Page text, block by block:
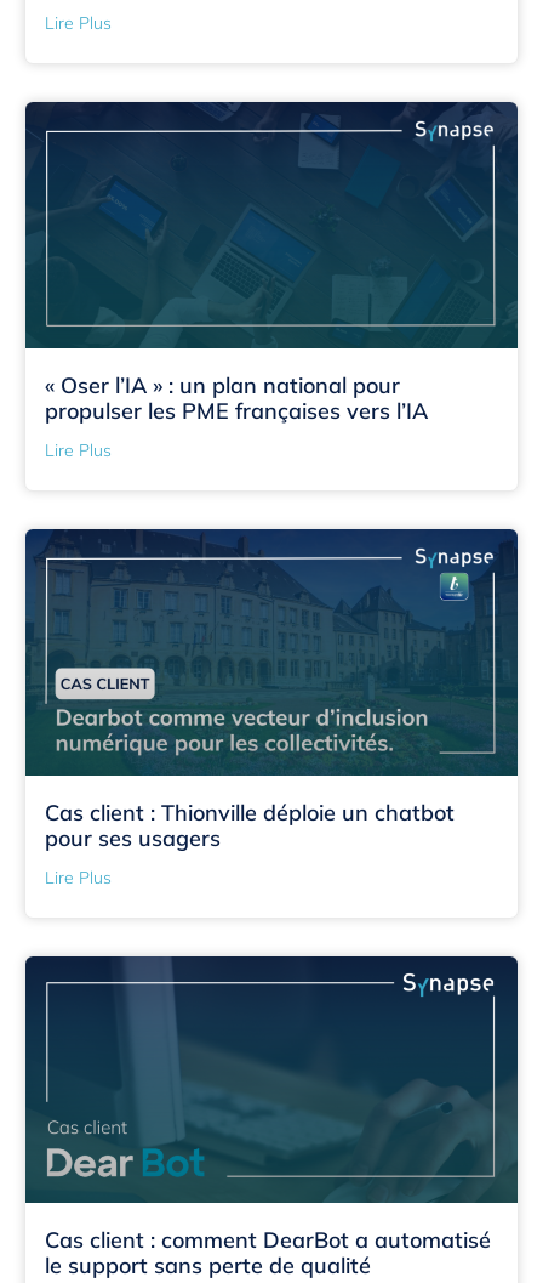
Lire Plus
« Oser l’IA » : un plan national pour
propulser les PME françaises vers l’IA
Lire Plus
Cas client : Thionville déploie un chatbot
pour ses usagers
Lire Plus
Cas client : comment DearBot a automatisé
le support sans perte de qualité